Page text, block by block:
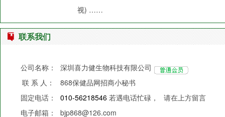
视) ……
联系我们
公司名称：
深圳喜力健生物科技有限公司
联 系 人：
868保健品网招商小秘书
固定电话：
010-56218546 若遇电话忙碌，
请在上方留言
电子邮箱：
bjp868@126.com